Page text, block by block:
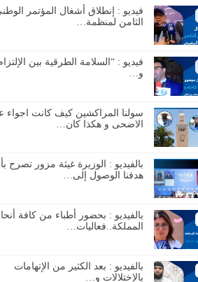
فيديو : إنطلاق أشغال المؤتمر
الثامن لمنظمة…
فيديو : “السلامة الطرقية بين
و…
سولنا المراكشين كيف كانت اجواء
الاضحى و هكذا كان…
بالفيديو : الوزيرة غيثة مزور تصرح
هدفنا الوصول إلى…
بالفيديو : بحضور أطباء من كافة
المملكة..فعاليات…
بالفيديو : بعد الكثير من الإتهامات
بالإختلالات و…